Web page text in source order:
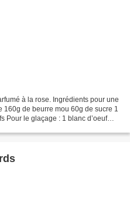
à la rose. Ingrédients pour une
de beurre mou 60g de sucre 1
Pour le glaçage : 1 blanc d’oeuf